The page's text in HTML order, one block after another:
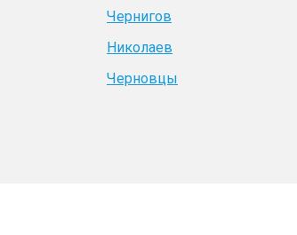
Чернигов
Николаев
Черновцы